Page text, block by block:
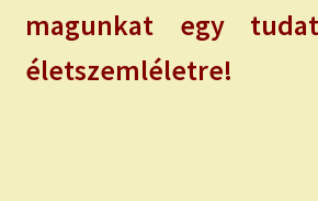
magunkat egy
életszemléletre!